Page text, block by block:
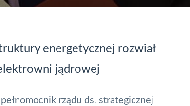
energetycznej rozwiał
jądrowej
rządu ds. strategicznej